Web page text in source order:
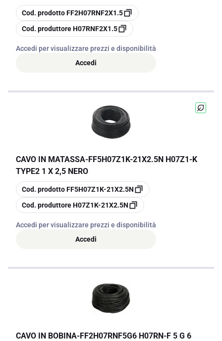
copia
Cod. prodottoFF2H07RNF2X1.5
copia
Cod. produttoreH07RNF2X1.5
Accedi per visualizzare prezzi e disponibilità
Accedi
CAVO IN MATASSA-FF5H07Z1K-21X2.5N H07Z1-K
TYPE2 1 X 2,5 NERO
copia
Cod. prodottoFF5H07Z1K-21X2.5N
copia
Cod. produttoreH07Z1K-21X2.5N
Accedi per visualizzare prezzi e disponibilità
Accedi
CAVO IN BOBINA-FF2H07RNF5G6 H07RN-F 5 G 6